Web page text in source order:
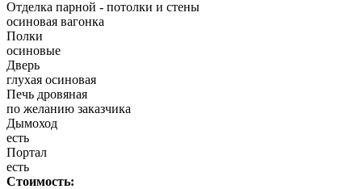
Отделка парной - потолки и стены
осиновая вагонка
Полки
осиновые
Дверь
глухая осиновая
Печь дровяная
по желанию заказчика
Дымоход
есть
Портал
есть
Стоимость: